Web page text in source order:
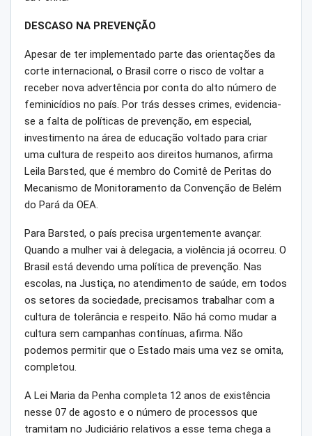
DESCASO NA PREVENÇÃO
Apesar de ter implementado parte das orientações da
corte internacional, o Brasil corre o risco de voltar a
receber nova advertência por conta do alto número de
feminicídios no país. Por trás desses crimes, evidencia-
se a falta de políticas de prevenção, em especial,
investimento na área de educação voltado para criar
uma cultura de respeito aos direitos humanos, afirma
Leila Barsted, que é membro do Comitê de Peritas do
Mecanismo de Monitoramento da Convenção de Belém
do Pará da OEA.
Para Barsted, o país precisa urgentemente avançar.
Quando a mulher vai à delegacia, a violência já ocorreu. O
Brasil está devendo uma política de prevenção. Nas
escolas, na Justiça, no atendimento de saúde, em todos
os setores da sociedade, precisamos trabalhar com a
cultura de tolerância e respeito. Não há como mudar a
cultura sem campanhas contínuas, afirma. Não
podemos permitir que o Estado mais uma vez se omita,
completou.
A Lei Maria da Penha completa 12 anos de existência
nesse 07 de agosto e o número de processos que
tramitam no Judiciário relativos a esse tema chega a